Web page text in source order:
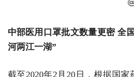
中部医用口罩批文数量更密 全
河两江一湖”
截至2020年2月20日，根据国家